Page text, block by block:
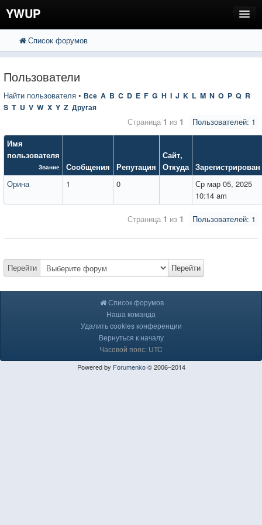
YWUP
FAQ
Вход
Список форумов
Пользователи
Найти пользователя • Все A B C D E F G H I J K L M N O P Q R
S T U V W X Y Z Другая
Пользователей: 1
Страница 1 из 1
Имя
пользователя
Звание Сообщения Репутация
Сайт,
Откуда Зарегистрирован
Орина
1 0
Ср мар 05, 2025
10:14 am
Пользователей: 1
Страница 1 из 1
Перейти Перейти
Список форумов
Наша команда
Удалить cookies конференции
Вернуться к началу
Часовой пояс: UTC
Powered by Forumenko© 2006–2014